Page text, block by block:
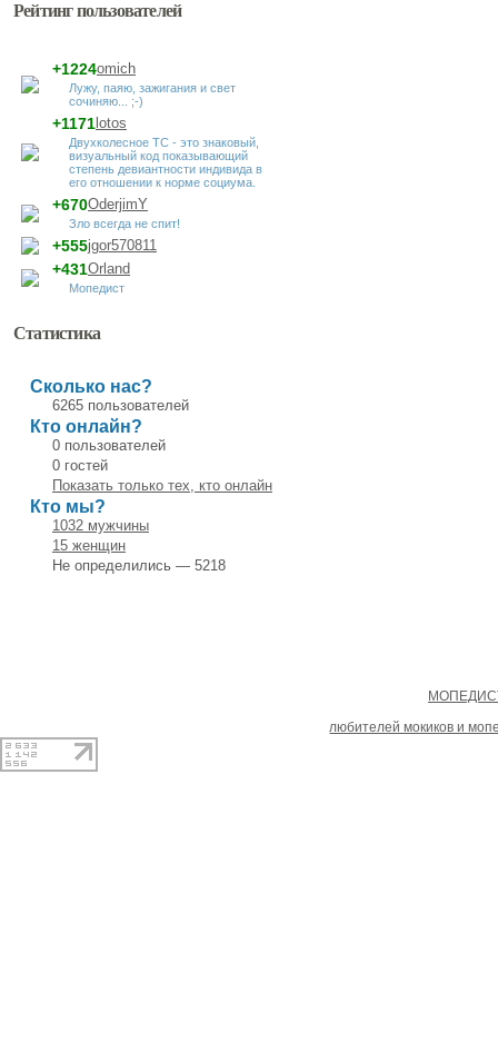
Рейтинг пользователей
omich
+1224
Лужу, паяю, зажигания и свет
сочиняю... ;-)
lotos
+1171
Двухколесное ТС - это знаковый,
визуальный код показывающий
степень девиантности индивида в
его отношении к норме социума.
OderjimY
+670
Зло всегда не спит!
jgor570811
+555
Orland
+431
Мопедист
Статистика
Сколько нас?
6265 пользователей
Кто онлайн?
0 пользователей
0 гостей
Показать только тех, кто онлайн
Кто мы?
1032 мужчины
15 женщин
Не определились — 5218
любителей мокиков и